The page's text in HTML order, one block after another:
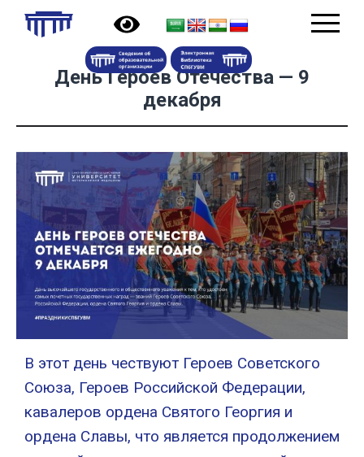
День Героев Отечества — 9
декабря
В этот день чествуют Героев Советского
Союза, Героев Российской Федерации,
кавалеров ордена Святого Георгия и
ордена Славы, что является продолжением